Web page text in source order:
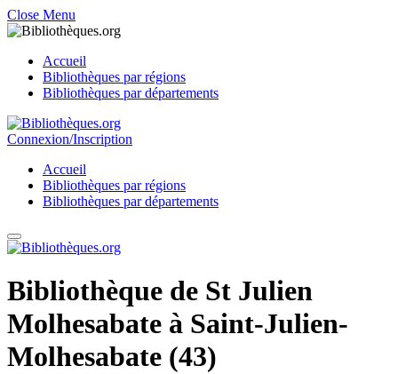
Close Menu
Accueil
Bibliothèques par régions
Bibliothèques par départements
Connexion/Inscription
Accueil
Bibliothèques par régions
Bibliothèques par départements
Bibliothèque de St Julien
Molhesabate à Saint-Julien-
Molhesabate (43)